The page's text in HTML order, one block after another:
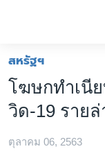
ต่อ
ข้าม
เนื้อหา
ข้าม
หน้าหลัก
โลก
เอเชีย
สหรัฐฯ
สหรัฐฯ
โฆษกทำเนี
วิด-19 ราย
ตุลาคม 06, 2563